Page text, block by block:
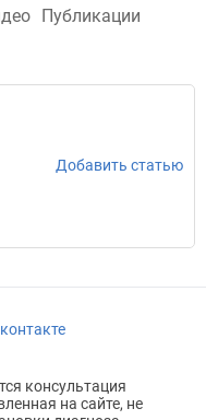
Публикации
Добавить статью
консультация
на сайте, не